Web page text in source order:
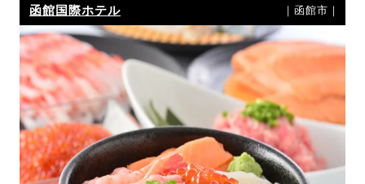
函館国際ホテル ｜函館市｜